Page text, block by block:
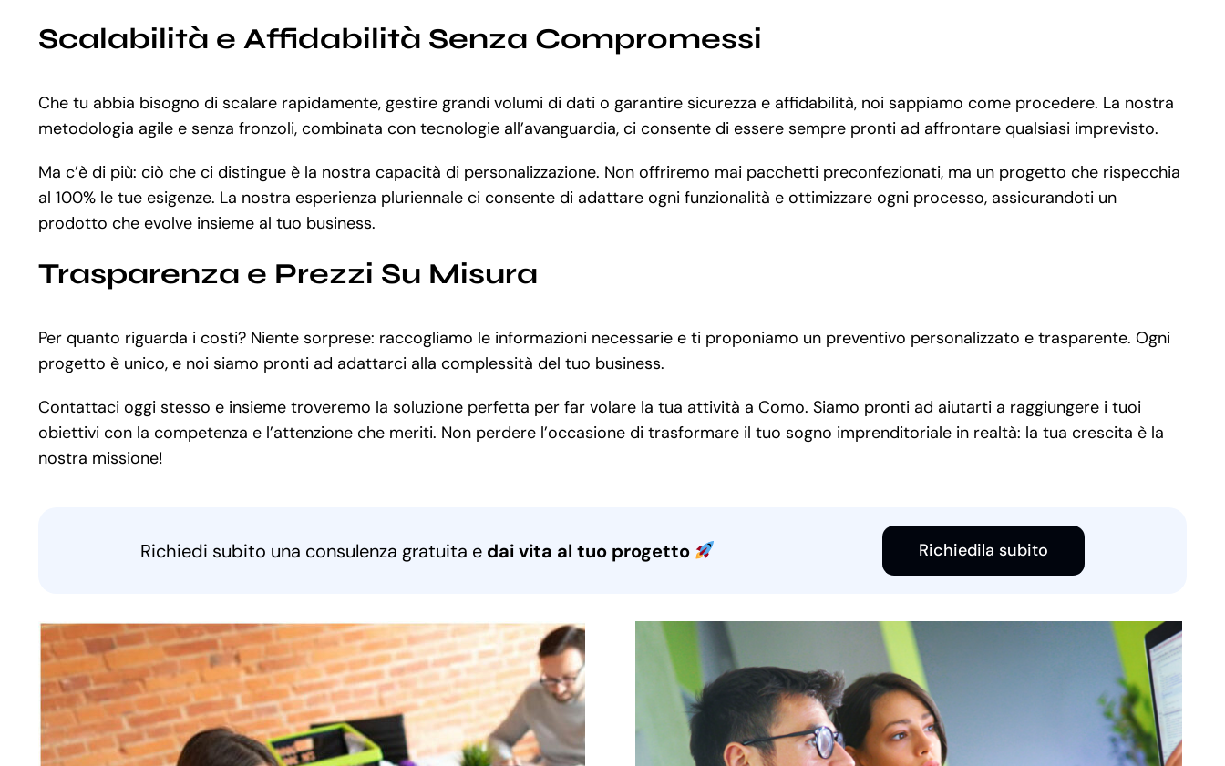
Scalabilità e Affidabilità Senza Compromessi
Che tu abbia bisogno di scalare rapidamente, gestire grandi volumi di dati o garantire sicurezza e affidabilità, noi sappiamo come procedere. La nostra
metodologia agile e senza fronzoli, combinata con tecnologie all’avanguardia, ci consente di essere sempre pronti ad affrontare qualsiasi imprevisto.
Ma c’è di più: ciò che ci distingue è la nostra capacità di personalizzazione. Non offriremo mai pacchetti preconfezionati, ma un progetto che rispecchia
al 100% le tue esigenze. La nostra esperienza pluriennale ci consente di adattare ogni funzionalità e ottimizzare ogni processo, assicurandoti un
prodotto che evolve insieme al tuo business.
Trasparenza e Prezzi Su Misura
Per quanto riguarda i costi? Niente sorprese: raccogliamo le informazioni necessarie e ti proponiamo un preventivo personalizzato e trasparente. Ogni
progetto è unico, e noi siamo pronti ad adattarci alla complessità del tuo business.
Contattaci oggi stesso e insieme troveremo la soluzione perfetta per far volare la tua attività a Como. Siamo pronti ad aiutarti a raggiungere i tuoi
obiettivi con la competenza e l’attenzione che meriti. Non perdere l’occasione di trasformare il tuo sogno imprenditoriale in realtà: la tua crescita è la
nostra missione!
Richiedi subito una consulenza gratuita e dai vita al tuo progetto Richiedila subito